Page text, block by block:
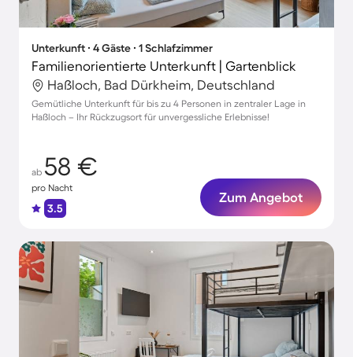
Unterkunft ∙ 4 Gäste ∙ 1 Schlafzimmer
Familienorientierte Unterkunft | Gartenblick
Haßloch, Bad Dürkheim, Deutschland
Gemütliche Unterkunft für bis zu 4 Personen in zentraler Lage in
Haßloch – Ihr Rückzugsort für unvergessliche Erlebnisse!
ab 58 €
pro Nacht
3.5
Zum Angebot